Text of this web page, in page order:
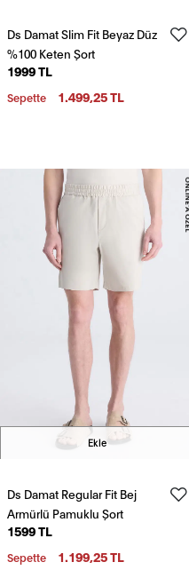
Ds Damat Slim Fit Beyaz Düz
%100 Keten Şort
1999 TL
Sepette 1.499,25 TL
Ekle
Ds Damat Regular Fit Bej
Armürlü Pamuklu Şort
1599 TL
Sepette 1.199,25 TL